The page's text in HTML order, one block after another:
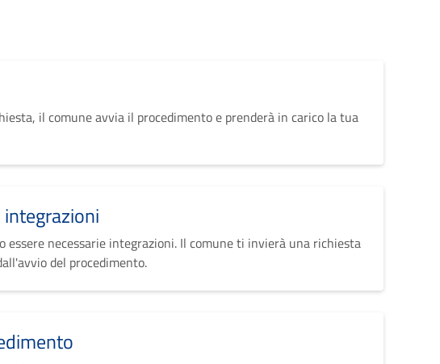
il comune avvia il procedimento e prenderà in carico la tua
necessarie integrazioni. Il comune ti invierà una richiesta
del procedimento.